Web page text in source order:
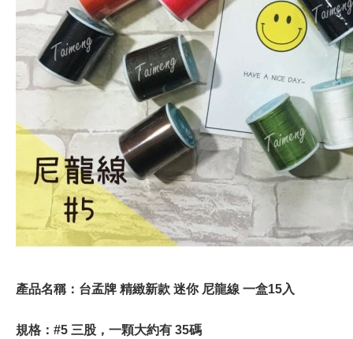
產品名稱：台孟牌 精緻新款 迷你 尼龍線 一盒15入
規格：#5 三股，一顆大約有 35碼